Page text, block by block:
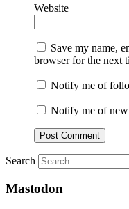
Website
Save my name,
browser for the next
Notify me of
Notify me of
Search
Mastodon